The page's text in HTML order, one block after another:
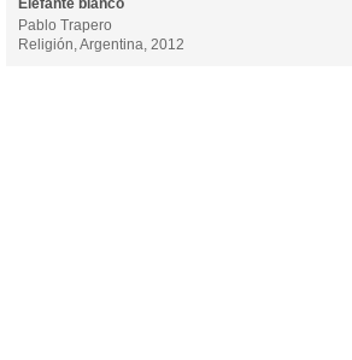
Elefante blanco
Pablo Trapero
Religión, Argentina, 2012